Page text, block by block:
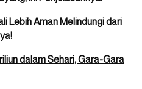
Lebih Aman Melindungi dari
dalam Sehari, Gara-Gara